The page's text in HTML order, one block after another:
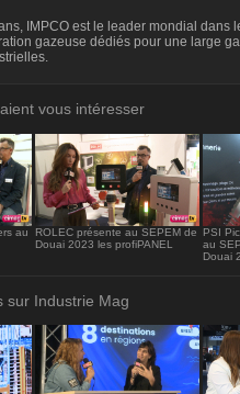
iframe>
IMPCO est le leader mondial dans
gazeuse dédiés pour une large
vous intéresser
au
ROLEC présente au SEPEM de
Douai 2023 les profiPANEL
PSI
au
Douai
sur Industrie Mag